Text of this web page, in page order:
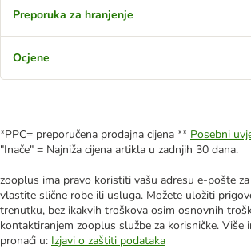
Preporuka za hranjenje
Ocjene
*PPC= preporučena prodajna cijena ** Posebni
"Inače" = Najniža cijena artikla u zadnjih 30 dana.
zooplus ima pravo koristiti vašu adresu e-pošte
vlastite slične robe ili usluga. Možete uložiti
trenutku, bez ikakvih troškova osim osnovnih
kontaktiranjem zooplus službe za korisničke. Više
pronaći u: Izjavi o zaštiti podataka